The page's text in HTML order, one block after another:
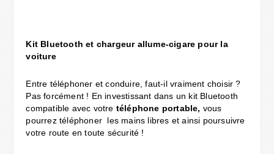
Kit Bluetooth et chargeur allume-cigare pour la
voiture
Entre téléphoner et conduire, faut-il vraiment choisir ?
Pas forcément ! En investissant dans un kit Bluetooth
compatible avec votre téléphone portable, vous
pourrez téléphoner les mains libres et ainsi poursuivre
votre route en toute sécurité !